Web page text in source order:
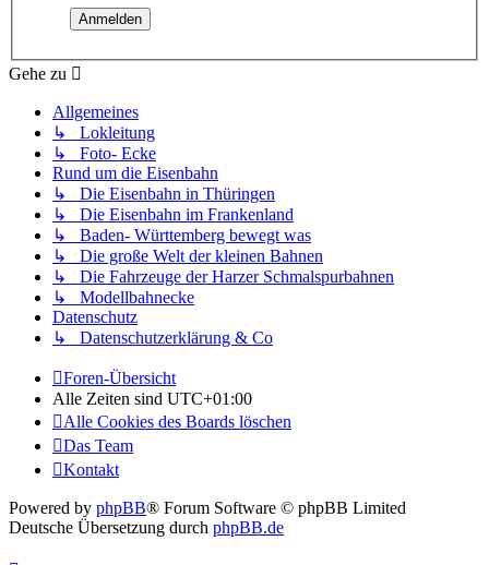
Gehe zu
Allgemeines
↳ Lokleitung
↳ Foto- Ecke
Rund um die Eisenbahn
↳ Die Eisenbahn in Thüringen
↳ Die Eisenbahn im Frankenland
↳ Baden- Württemberg bewegt was
↳ Die große Welt der kleinen Bahnen
↳ Die Fahrzeuge der Harzer Schmalspurbahnen
↳ Modellbahnecke
Datenschutz
↳ Datenschutzerklärung & Co
Foren-Übersicht
Alle Zeiten sind UTC+01:00
Alle Cookies des Boards löschen
Das Team
Kontakt
Powered by phpBB® Forum Software © phpBB Limited
Deutsche Übersetzung durch phpBB.de